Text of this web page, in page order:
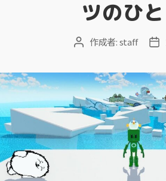
ツのひ
投 作成者:staff
投